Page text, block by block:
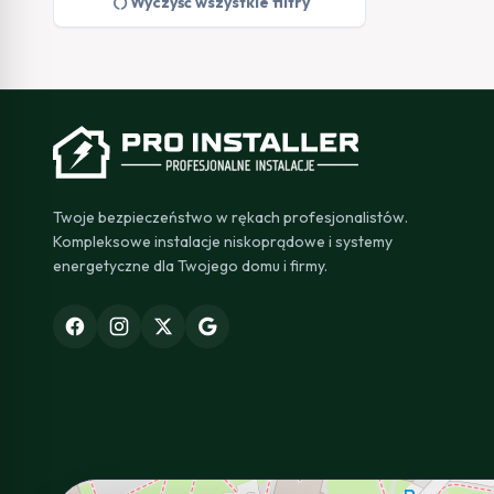
Twoje bezpieczeństwo w rękach profesjonalistów.
Kompleksowe instalacje niskoprądowe i systemy
energetyczne dla Twojego domu i firmy.